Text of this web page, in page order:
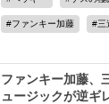
ファンキー加藤 三
ファンキー加藤、
ュージックが逆ギ